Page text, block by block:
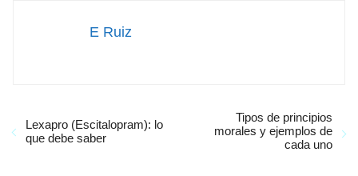
E Ruiz
Lexapro (Escitalopram): lo
que debe saber
Tipos de principios
morales y ejemplos de
cada uno